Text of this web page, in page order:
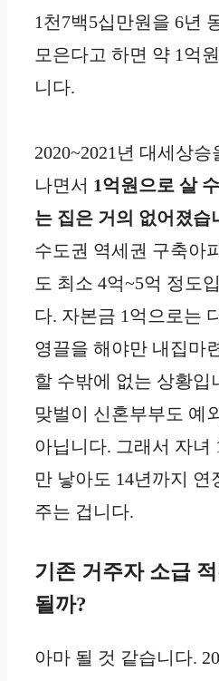
1천7백5십만원을 6년
모은다고 하면 약 1억
니다.
2020~2021년 대세상승
나면서 1억원으로 살
는 집은 거의 없어졌습
수도권 역세권 구축아
도 최소 4억~5억 정도
다. 자본금 1억으로는
영끌을 해야만 내집마
할 수밖에 없는 상황입
맞벌이 신혼부부도 예
아닙니다. 그래서 자녀
만 낳아도 14년까지 연
주는 겁니다.
기존 거주자 소급
될까?
아마 될 것 같습니다.